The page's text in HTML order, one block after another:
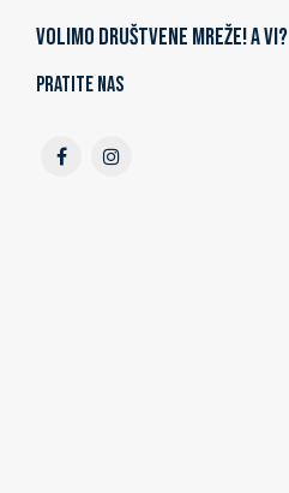
Volimo društvene mreže! A vi?
Pratite nas